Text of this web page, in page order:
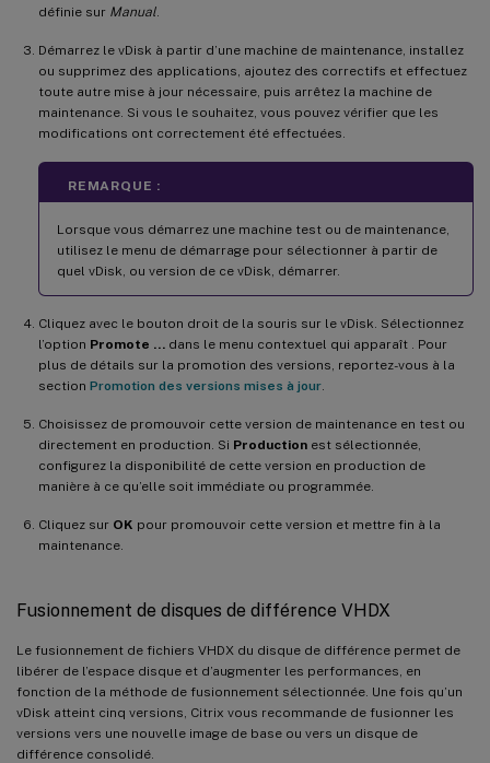
définie sur Manual
Démarrez le vDisk à partir d’une machine de maintenance, installez
ou supprimez des applications, ajoutez des correctifs et effectuez
toute autre mise à jour nécessaire, puis arrêtez la machine de
maintenance. Si vous le souhaitez, vous pouvez vérifier que les
modifications ont correctement été effectuées.
REMARQUE :
Lorsque vous démarrez une machine test ou de maintenance,
utilisez le menu de démarrage pour sélectionner à partir de
quel vDisk, ou version de ce vDisk, démarrer.
Cliquez avec le bouton droit de la souris sur le vDisk. Sélectionnez
l’option Promote … dans le menu contextuel qui apparaît . Pour
plus de détails sur la promotion des versions, reportez-vous à la
section Promotion des versions mises à jour
Choisissez de promouvoir cette version de maintenance en test ou
directement en production. Si Production est sélectionnée,
configurez la disponibilité de cette version en production de
manière à ce qu’elle soit immédiate ou programmée.
Cliquez sur OK pour promouvoir cette version et mettre fin à la
maintenance.
Fusionnement de disques de différence VHDX
Le fusionnement de fichiers VHDX du disque de différence permet de
libérer de l’espace disque et d’augmenter les performances, en
fonction de la méthode de fusionnement sélectionnée. Une fois qu’un
vDisk atteint cinq versions, Citrix vous recommande de fusionner les
versions vers une nouvelle image de base ou vers un disque de
différence consolidé.